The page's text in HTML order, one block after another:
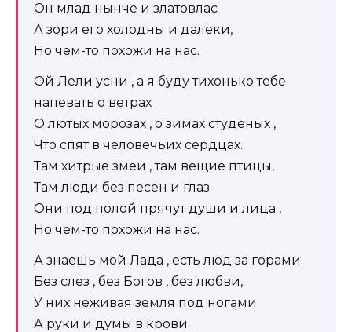
Он млад нынче и златовлас
А зори его холодны и далеки,
Но чем-то похожи на нас.
Ой Лели усни , а я буду тихонько тебе
напевать о ветрах
О лютых морозах , о зимах студеных ,
Что спят в человечьих сердцах.
Там хитрые змеи , там вещие птицы,
Там люди без песен и глаз.
Они под полой прячут души и лица ,
Но чем-то похожи на нас.
А знаешь мой Лада , есть люд за горами
Без слез , без Богов , без любви,
У них неживая земля под ногами
А руки и думы в крови.